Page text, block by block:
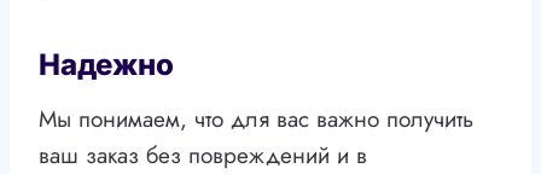
Надежно
Мы понимаем, что для вас важно получить
ваш заказ без повреждений и в